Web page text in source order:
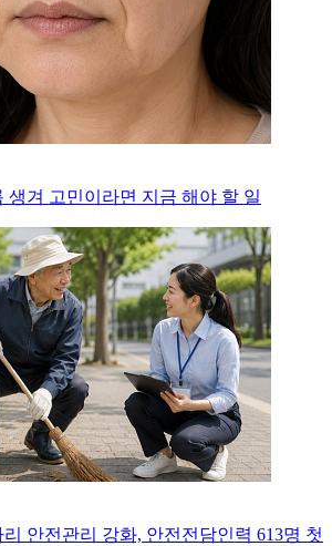
생겨 고민이라면 지금 해야 할 일
안전관리 강화, 안전전담인력 613명 첫